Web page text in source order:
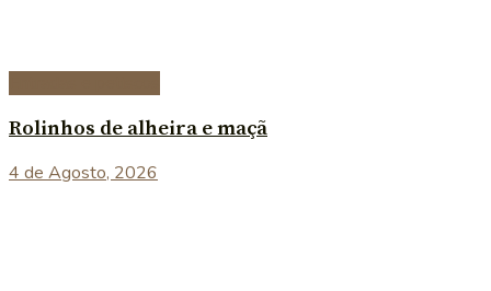
Rolinhos de alheira e maçã
4 de Agosto, 2026